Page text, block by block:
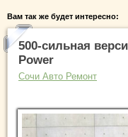
Вам так же будет интересно:
500-сильная
Power
Сочи Авто Ремонт